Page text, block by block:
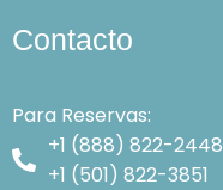
Contacto
Para Reservas:
+1 (888) 822-2448
+1 (501) 822-3851